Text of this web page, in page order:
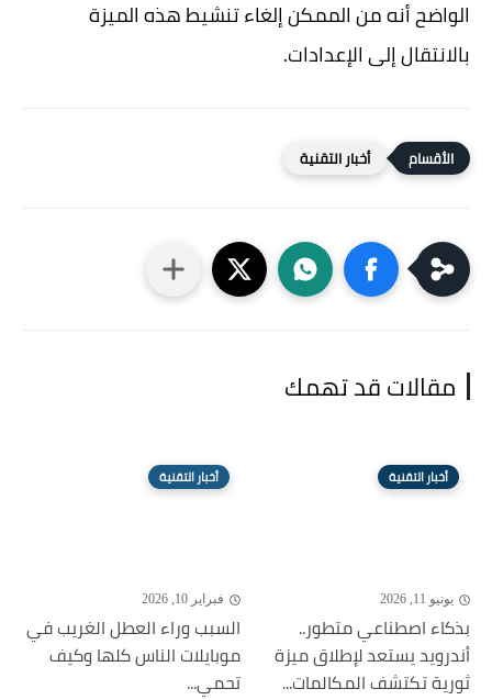
الواضح أنه من الممكن إلغاء تنشيط هذه الميزة
بالانتقال إلى الإعدادات.
أخبار التقنية
مقالات قد تهمك
أخبار التقنية
يونيو 11, 2026
بذكاء اصطناعي متطور..
أندرويد يستعد لإطلاق ميزة
ثورية تكتشف المكالمات...
أخبار التقنية
فبراير 10, 2026
السبب وراء العطل الغريب في
موبايلات الناس كلها وكيف
تحمي...